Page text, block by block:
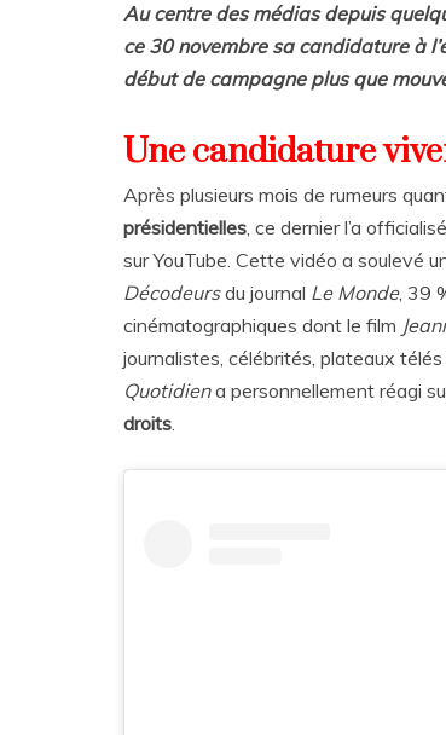
Au centre des médias depuis
ce 30 novembre sa candidature à
début de campagne plus que
Une candidature
Après plusieurs mois de rumeurs
présidentielles, ce dernier l’a
sur YouTube. Cette vidéo a soulevé
Décodeursdu journal Le Monde, 39
cinématographiques dont le film
journalistes, célébrités, plateaux
Quotidiena personnellement réagi
droits.